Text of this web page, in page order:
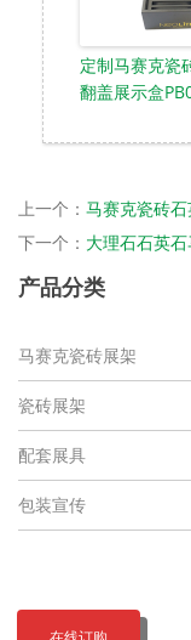
定制马赛克瓷
翻盖展示盒
上一个： 马赛克瓷砖
下一个： 大理石石英
产品分类
马赛克瓷砖展架
瓷砖展架
配套展具
包装宣传